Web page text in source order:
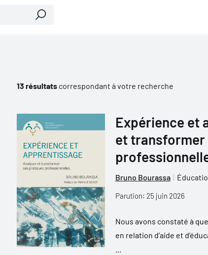
13 résultatscorrespondant à votre recherche
Expérience et
et
Bruno Bourassa
Parution: 25 juin 2026
Nous avons constaté à
en relation d’aide et